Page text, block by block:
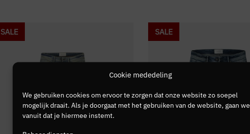
Cookie mededeling
We gebruiken cookies om ervoor te zorgen dat onze website zo soepel
mogelijk draait. Als je doorgaat met het gebruiken van de website, gaan
vanuit dat je hiermee instemt.
SALE SALE